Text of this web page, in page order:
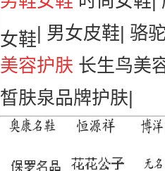
女鞋| 男女皮鞋| 骆
美容护肤 长生鸟美
皙肤泉品牌护肤|